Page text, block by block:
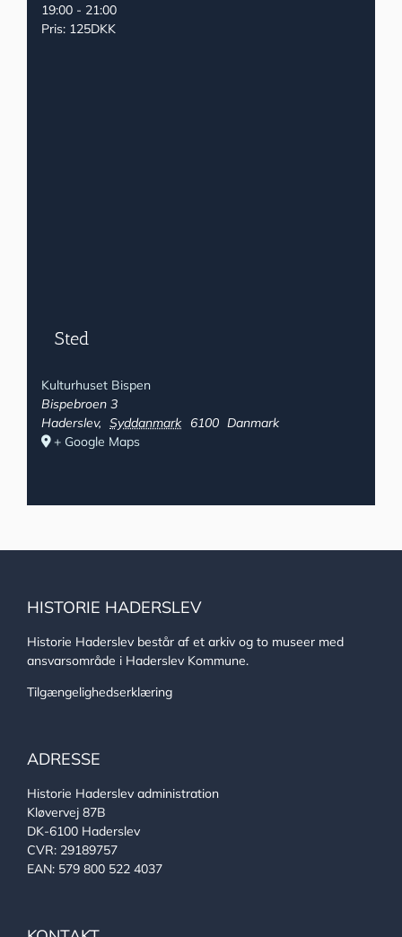
19:00 - 21:00
Pris: 125DKK
Sted
Kulturhuset Bispen
Bispebroen 3
Haderslev, Syddanmark 6100 Danmark
+ Google Maps
HISTORIE HADERSLEV
Historie Haderslev består af et arkiv og to museer med
ansvarsområde i Haderslev Kommune.
Tilgængelighedserklæring
ADRESSE
Historie Haderslev administration
Kløvervej 87B
DK-6100 Haderslev
CVR: 29189757
EAN: 579 800 522 4037